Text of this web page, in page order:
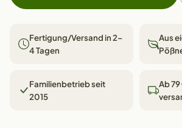
Fertigung/Versand in 2–
4 Tagen
Aus
Familienbetrieb seit
2015
Ab